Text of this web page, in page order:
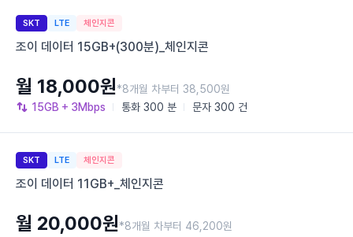
SKT LTE 체인지콘
조이 데이터 15GB+(300분)_체인지콘
15GB + 3Mbps 통화 300 분 문자 300 건
월 18,000원*8개월 차부터 38,500원
SKT LTE 체인지콘
조이 데이터 11GB+_체인지콘
월 20,000원*8개월 차부터 46,200원